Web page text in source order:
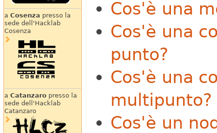
a Cosenza presso la
sede dell'Hacklab
Cosenza
a Catanzaropresso la
sede dell'Hacklab
Catanzaro
Cos'è una
Cos'è una
punto?
Cos'è una
multipunto?
Cos'è un